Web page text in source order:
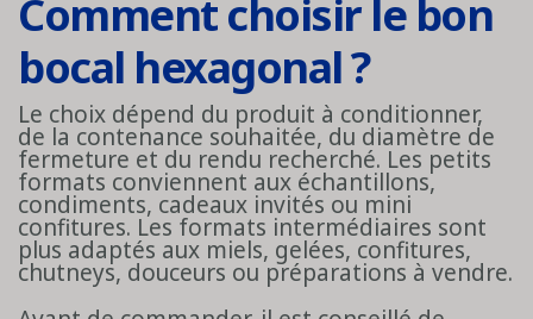
Comment choisir le bon
bocal hexagonal ?
Le choix dépend du produit à conditionner,
de la contenance souhaitée, du diamètre de
fermeture et du rendu recherché. Les petits
formats conviennent aux échantillons,
condiments, cadeaux invités ou mini
confitures. Les formats intermédiaires sont
plus adaptés aux miels, gelées, confitures,
chutneys, douceurs ou préparations à vendre.